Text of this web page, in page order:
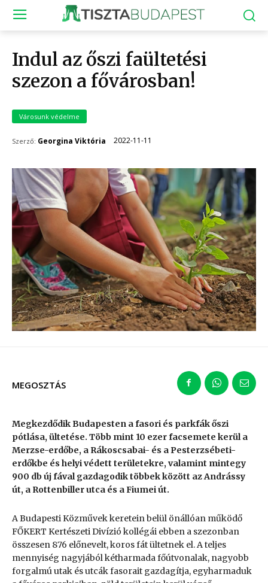
Indul az őszi faültetési
szezon a fővárosban!
Városunk védelme
Szerző: Georgina Viktória 2022-11-11
MEGOSZTÁS
Megkezdődik Budapesten a fasori és parkfák őszi
pótlása, ültetése. Több mint 10 ezer facsemete kerül a
Merzse-erdőbe, a Rákoscsabai- és a Pesterzsébeti-
erdőkbe és helyi védett területekre, valamint mintegy
900 db új fával gazdagodik többek között az Andrássy
út, a Rottenbiller utca és a Fiumei út.
A Budapesti Közművek keretein belül önállóan működő
FŐKERT Kertészeti Divízió kollégái ebben a szezonban
összesen 876 előnevelt, koros fát ültetnek el. A teljes
mennyiség nagyjából kétharmada főútvonalak, nagyobb
forgalmú utak és utcák fasorait gazdagítja, egyharmaduk